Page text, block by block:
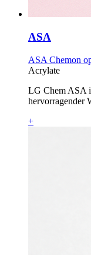
ASA
ASA Chemon
Acrylate
LG Chem ASA
hervorragender
+